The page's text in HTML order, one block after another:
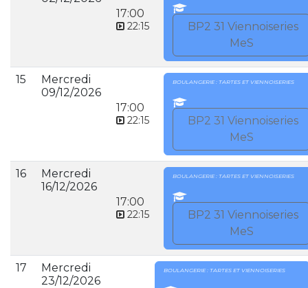
17:00
22:15
BP2 31 Viennoiseries
MeS
15
Mercredi
09/12/2026
17:00
22:15
BOULANGERIE : TARTES ET VIENNOISERIES
BP2 31 Viennoiseries
MeS
16
Mercredi
16/12/2026
17:00
22:15
BOULANGERIE : TARTES ET VIENNOISERIES
BP2 31 Viennoiseries
MeS
17
Mercredi
23/12/2026
BOULANGERIE : TARTES ET VIENNOISERIES